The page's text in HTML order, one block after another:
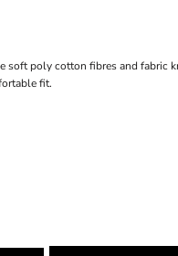
soft poly cotton fibres and fabric
fit.